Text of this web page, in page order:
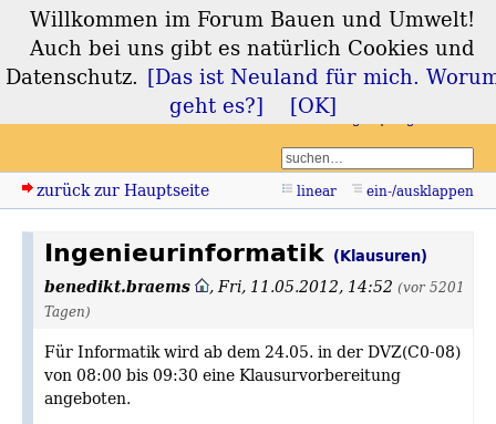
Forum Bauen und
Umwelt
zurück zur Hauptseite linear ein-/ausklappen
Ingenieurinformatik (Klausuren)
benedikt.braems ,Fri, 11.05.2012, 14:52 (vor 5201
Tagen)
Für Informatik wird ab dem 24.05. in der DVZ(C0-08)
von 08:00 bis 09:30 eine Klausurvorbereitung
angeboten.
Willkommen im Forum Bauen und Umwelt!
Auch bei uns gibt es natürlich Cookies und
Datenschutz. [Das ist Neuland für mich.
geht es?]
[OK]